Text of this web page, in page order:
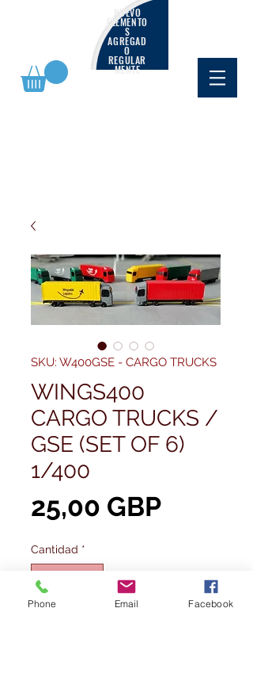
NUEVO
ELEMENTO
S
AGREGAD
O
REGULAR
MENTE
SKU: W400GSE - CARGO TRUCKS
WINGS400
CARGO TRUCKS /
GSE (SET OF 6)
1/400
25,00 GBPPrecio
Cantidad *
Phone Email Facebook